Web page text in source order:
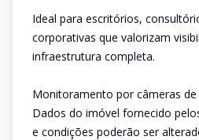
Ideal para escritórios,
corporativas que valorizam
infraestrutura completa.
Monitoramento por câmeras de
Dados do imóvel fornecido
e condições poderão ser